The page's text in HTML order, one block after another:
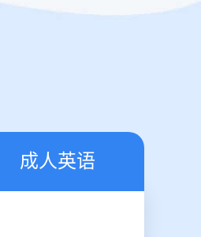
成人英语